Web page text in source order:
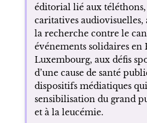
éditorial lié aux téléthons,
caritatives audiovisuelles,
la recherche contre le
événements solidaires en
Luxembourg, aux défis
d’une cause de santé
dispositifs médiatiques
sensibilisation du grand
et à la leucémie.